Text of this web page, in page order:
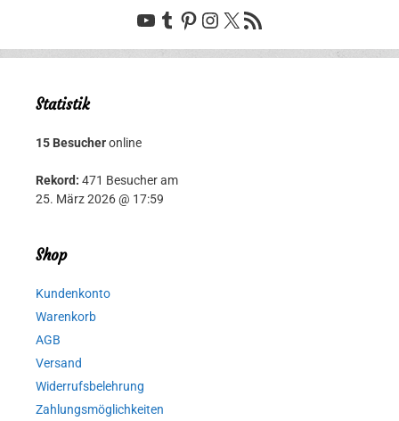
YouTube
Tumblr
Pinterest
Instagram
X RSS-Feed
Statistik
15 Besucheronline
Rekord: 471 Besucher am
25. März 2026 @ 17:59
Shop
Kundenkonto
Warenkorb
AGB
Versand
Widerrufsbelehrung
Zahlungsmöglichkeiten